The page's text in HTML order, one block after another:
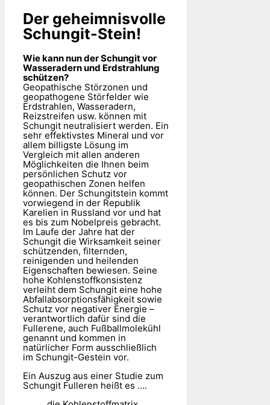
Der geheimnisvolle
Schungit-Stein!
Wie kann nun der Schungit vor
Wasseradern und Erdstrahlung
schützen?
Geopathische Störzonen und
geopathogene Störfelder wie
Erdstrahlen, Wasseradern,
Reizstreifen usw. können mit
Schungit neutralisiert werden. Ein
sehr effektivstes Mineral und vor
allem billigste Lösung im
Vergleich mit allen anderen
Möglichkeiten die Ihnen beim
persönlichen Schutz vor
geopathischen Zonen helfen
können. Der Schungitstein kommt
vorwiegend in der Republik
Karelien in Russland vor und hat
es bis zum Nobelpreis gebracht.
Im Laufe der Jahre hat der
Schungit die Wirksamkeit seiner
schützenden, filternden,
reinigenden und heilenden
Eigenschaften bewiesen. Seine
hohe Kohlenstoffkonsistenz
verleiht dem Schungit eine hohe
Abfallabsorptionsfähigkeit sowie
Schutz vor negativer Energie –
verantwortlich dafür sind die
Fullerene, auch Fußballmolekühl
genannt und kommen in
natürlicher Form ausschließlich
im Schungit-Gestein vor.
Ein Auszug aus einer Studie zum
Schungit Fulleren heißt es ….